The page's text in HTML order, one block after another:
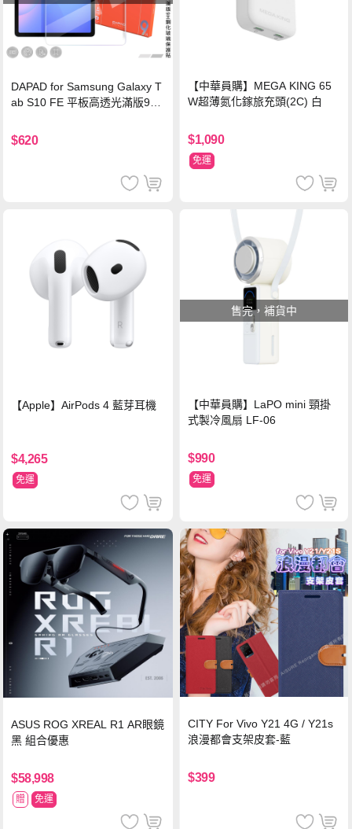
DAPAD for Samsung Galaxy T
ab S10 FE 平板高透光滿版9H
$620
【中華員購】MEGA KING 65
W超薄氮化鎵旅充頭(2C) 白
$1,090
免運
【Apple】AirPods 4 藍芽耳機
$4,265
免運
售完，補貨中
【中華員購】LaPO mini 頸掛
式製冷風扇 LF-06
$990
免運
ASUS ROG XREAL R1 AR眼鏡
黑 組合優惠
$58,998
贈 免運
CITY For Vivo Y21 4G / Y21s
浪漫都會支架皮套-藍
$399